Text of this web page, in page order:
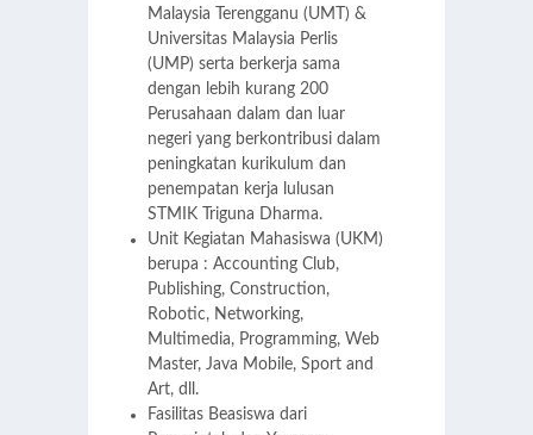
Malaysia Terengganu (UMT) &
Universitas Malaysia Perlis
(UMP) serta berkerja sama
dengan lebih kurang 200
Perusahaan dalam dan luar
negeri yang berkontribusi dalam
peningkatan kurikulum dan
penempatan kerja lulusan
STMIK Triguna Dharma.
Unit Kegiatan Mahasiswa (UKM)
berupa : Accounting Club,
Publishing, Construction,
Robotic, Networking,
Multimedia, Programming, Web
Master, Java Mobile, Sport and
Art, dll.
Fasilitas Beasiswa dari